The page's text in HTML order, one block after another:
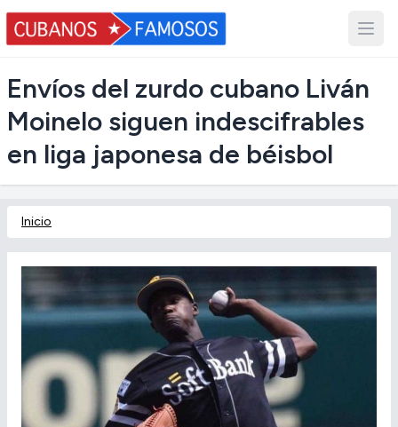
Envíos del zurdo cubano Liván
Moinelo siguen indescifrables
en liga japonesa de béisbol
Inicio